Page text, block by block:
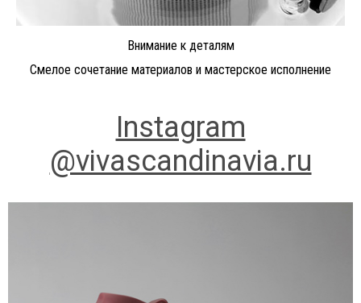
Внимание к деталям
Смелое сочетание материалов и мастерское исполнение
Instagram
@vivascandinavia.ru